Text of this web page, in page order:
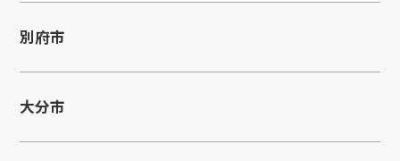
別府市
大分市